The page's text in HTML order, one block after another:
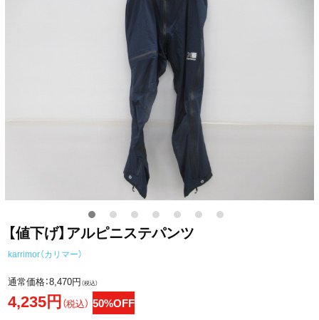
【値下げ】アルピニステパンツ
karrimor（カリマー）
通常価格：8,470円（税込）
4,235円（税込） 50%OFF